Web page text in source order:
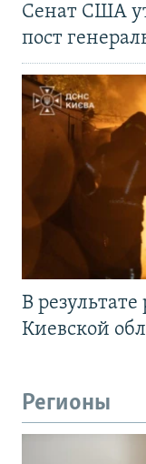
Сенат США
пост
В результате
Киевской
Регионы